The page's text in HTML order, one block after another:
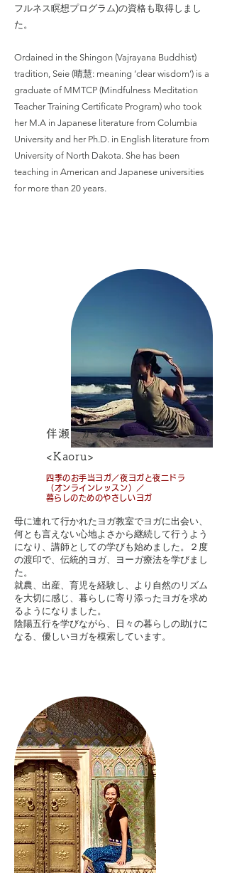
フルネス瞑想プログラム)の資格も取得しまし
た。
Ordained in the Shingon (Vajrayana Buddhist)
tradition, Seie (晴慧: meaning ‘clear wisdom’) is a
graduate of MMTCP (Mindfulness Meditation
Teacher Training Certificate Program) who took
her M.A in Japanese literature from Columbia
University and her Ph.D. in English literature from
University of North Dakota. She has been
teaching in American and Japanese universities
for more than 20 years.
伴瀬 かをる
<Kaoru>
四季のお手当ヨガ／夜ヨガと夜二ドラ
（オンラインレッスン）／
​暮らしのためのやさしいヨガ
​母に連れて行かれたヨガ教室でヨガに出会い、
何とも言えない心地よさから継続して行うよう
になり、講師としての学びも始めました。２度
の渡印で、伝統的ヨガ、ヨーガ療法を学びまし
た。
就農、出産、育児を経験し、より自然のリズム
を大切に感じ、暮らしに寄り添ったヨガを求め
るようになりました。
陰陽五行を学びながら、日々の暮らしの助けに
なる、優しいヨガを模索しています。